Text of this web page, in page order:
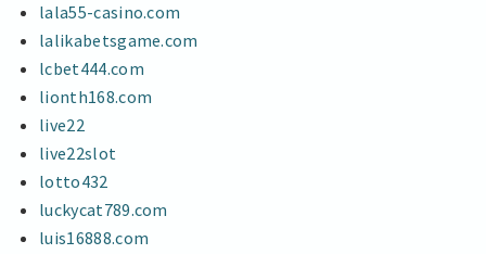
lala55-casino.com
lalikabetsgame.com
lcbet444.com
lionth168.com
live22
live22slot
lotto432
luckycat789.com
luis16888.com